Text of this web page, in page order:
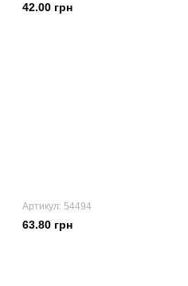
42.00 грн
Артикул: 54494
63.80 грн